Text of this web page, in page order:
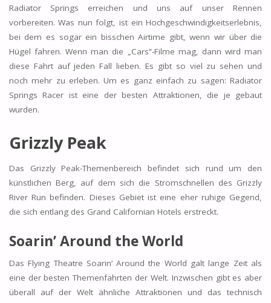
Radiator Springs erreichen und uns auf unser Rennen
vorbereiten. Was nun folgt, ist ein Hochgeschwindigkeitserlebnis,
bei dem es sogar ein bisschen Airtime gibt, wenn wir über die
Hügel fahren. Wenn man die „Cars“-Filme mag, dann wird man
diese Fahrt auf jeden Fall lieben. Es gibt so viel zu sehen und
noch mehr zu erleben. Um es ganz einfach zu sagen: Radiator
Springs Racer ist eine der besten Attraktionen, die je gebaut
wurden.
Grizzly Peak
Das Grizzly Peak-Themenbereich befindet sich rund um den
künstlichen Berg, auf dem sich die Stromschnellen des Grizzly
River Run befinden. Dieses Gebiet ist eine eher ruhige Gegend,
die sich entlang des Grand Californian Hotels erstreckt.
Soarin’ Around the World
Das Flying Theatre Soarin‘ Around the World galt lange Zeit als
eine der besten Themenfahrten der Welt. Inzwischen gibt es aber
überall auf der Welt ähnliche Attraktionen und das technisch